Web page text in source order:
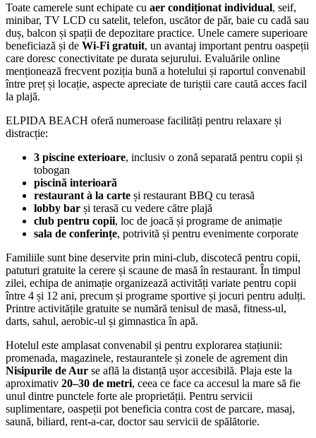
Toate camerele sunt echipate cu aer condiționat individual, seif,
minibar, TV LCD cu satelit, telefon, uscător de păr, baie cu cadă sau
duș, balcon și spații de depozitare practice. Unele camere superioare
beneficiază și de Wi‑Fi gratuit, un avantaj important pentru oaspeții
care doresc conectivitate pe durata sejurului. Evaluările online
menționează frecvent poziția bună a hotelului și raportul convenabil
între preț și locație, aspecte apreciate de turiștii care caută acces facil
la plajă.
ELPIDA BEACH oferă numeroase facilități pentru relaxare și
distracție:
3 piscine exterioare, inclusiv o zonă separată pentru copii și
tobogan
piscină interioară
restaurant à la carte și restaurant BBQ cu terasă
lobby bar și terasă cu vedere către plajă
club pentru copii, loc de joacă și programe de animație
sala de conferințe, potrivită și pentru evenimente corporate
Familiile sunt bine deservite prin mini-club, discotecă pentru copii,
patuturi gratuite la cerere și scaune de masă în restaurant. În timpul
zilei, echipa de animație organizează activități variate pentru copii
între 4 și 12 ani, precum și programe sportive și jocuri pentru adulți.
Printre activitățile gratuite se numără tenisul de masă, fitness-ul,
darts, sahul, aerobic-ul și gimnastica în apă.
Hotelul este amplasat convenabil și pentru explorarea stațiunii:
promenada, magazinele, restaurantele și zonele de agrement din
Nisipurile de Aur se află la distanță ușor accesibilă. Plaja este la
aproximativ 20–30 de metri, ceea ce face ca accesul la mare să fie
unul dintre punctele forte ale proprietății. Pentru servicii
suplimentare, oaspeții pot beneficia contra cost de parcare, masaj,
saună, biliard, rent-a-car, doctor sau servicii de spălătorie.